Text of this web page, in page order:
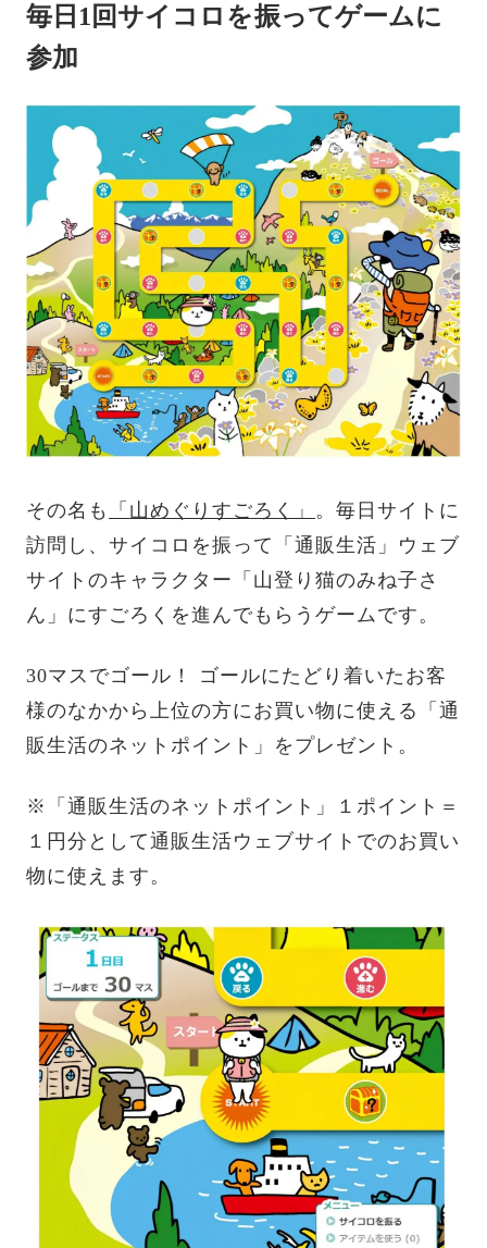
毎日1回サイコロを振ってゲームに
参加
その名も 「山めぐりすごろく」 。毎日サイトに
訪問し、サイコロを振って「通販生活」ウェブ
サイトのキャラクター「山登り猫のみね子さ
ん」にすごろくを進んでもらうゲームです。
30マスでゴール！ ゴールにたどり着いたお客
様のなかから上位の方にお買い物に使える「通
販生活のネットポイント」をプレゼント。
※「通販生活のネットポイント」１ポイント＝
１円分として通販生活ウェブサイトでのお買い
物に使えます。